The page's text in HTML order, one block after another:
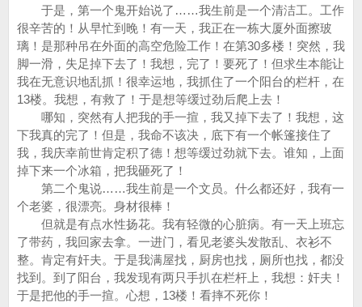
于是，第一个鬼开始说了……我生前是一个清洁工。工作
很辛苦的！从早忙到晚！有一天，我正在一栋大厦外面擦玻
璃！是那种吊在外面的高空危险工作！在第30多楼！突然，我
脚一滑，失足掉下去了！我想，完了！要死了！但求生本能让
我在无意识地乱抓！很幸运地，我抓住了一个阳台的栏杆，在
13楼。我想，有救了！于是想等缓过劲后爬上去！
哪知，突然有人把我的手一揎，我又掉下去了！我想，这
下我真的完了！但是，我命不该决，底下有一个帐篷接住了
我，我庆幸前世肯定积了德！想等缓过劲就下去。谁知，上面
掉下来一个冰箱，把我砸死了！
第二个鬼说……我生前是一个文员。什么都还好，我有一
个老婆，很漂亮。身材很棒！
但就是有点水性扬花。我有轻微的心脏病。有一天上班忘
了带药，我回家去拿。一进门，看见老婆头发散乱、衣衫不
整。肯定有奸夫。于是我满屋找，厨房也找，厕所也找，都没
找到。到了阳台，我发现有两只手扒在栏杆上，我想：奸夫！
于是把他的手一揎。心想，13楼！看摔不死你！